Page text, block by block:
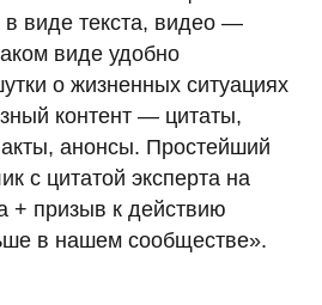
в виде текста, видео —
виде удобно
о жизненных ситуациях
контент — цитаты,
анонсы. Простейший
с цитатой эксперта на
+ призыв к действию
в нашем сообществе».